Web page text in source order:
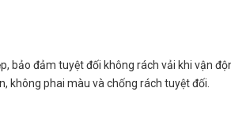
bảo đảm tuyệt đối không rách vải khi vận
không phai màu và chống rách tuyệt đối.